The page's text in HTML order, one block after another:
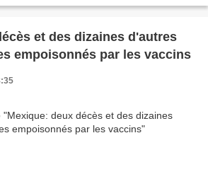
et des dizaines d'autres
empoisonnés par les vaccins